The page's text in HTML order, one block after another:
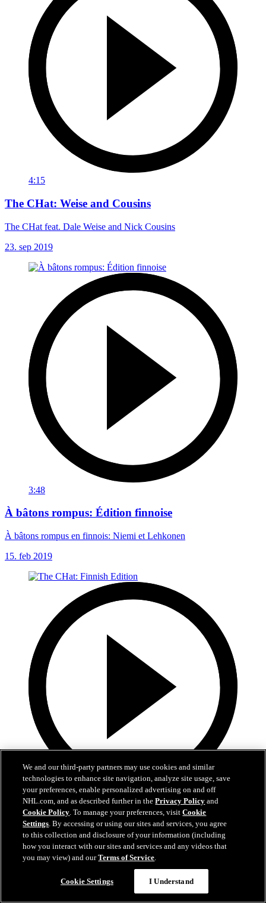
4:15
The CHat: Weise and Cousins
The CHat feat. Dale Weise and Nick Cousins
23. sep 2019
3:48
À bâtons rompus: Édition finnoise
À bâtons rompus en finnois: Niemi et Lehkonen
15. feb 2019
3:48
The CHat: Finnish Edition
Finnish CHat feat. Antti Niemi and Artturi Lehkonen
We and our third-party partners may use cookies and similar
technologies to enhance site navigation, analyze site usage, save
your preferences, enable personalized advertising on and off
NHL.com, and as described further in thePrivacy Policy and
Cookie Policy. To manage your preferences, visitCookie
Settings. By accessing or using our sites and services, you agree
to this collection and disclosure of your information (including
how you interact with our sites and services and any videos that
you may view) and ourTerms of Service.
Cookie Settings I Understand